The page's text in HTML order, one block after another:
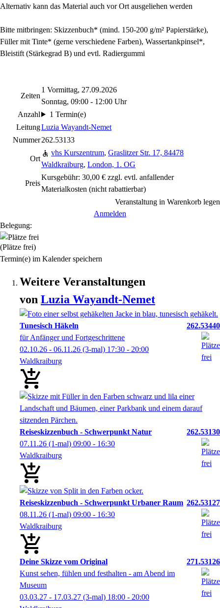
Alternativ kann das Material auch vor Ort ausgeliehen werden
Bitte mitbringen: Skizzenbuch* (mind. 150-200 g/m² Papierstärke),
Füller mit Tinte* (gerne verschiedene Farben), Wassertankpinsel*,
Bleistift (Stärkegrad B) und evtl. Radiergummi
Zeiten
1 Vormittag, 27.09.2026
Sonntag, 09:00 - 12:00 Uhr
Anzahl
1 Termin(e)
LeitungLuzia Wayandt-Nemet
Nummer262.53133
Ort
vhs Kurszentrum, Graslitzer Str. 17, 84478
Waldkraiburg, London, 1. OG
Preis
Kursgebühr: 30,00 € zzgl. evtl. anfallender
Materialkosten (nicht rabattierbar)
Veranstaltung in Warenkorb legen
Anmelden
Belegung:
(Plätze frei)
Termin(e) im Kalender speichern
Weitere Veranstaltungen
von Luzia Wayandt-Nemet
Tunesisch Häkeln
262.53440
für Anfänger und Fortgeschrittene
02.10.26 - 06.11.26 (3-mal) 17:30 - 20:00
Waldkraiburg
Reiseskizzenbuch - Schwerpunkt Natur
262.53130
07.11.26 (1-mal) 09:00 - 16:30
Waldkraiburg
Reiseskizzenbuch - Schwerpunkt Urbaner Raum 262.53127
08.11.26 (1-mal) 09:00 - 16:30
Waldkraiburg
Deine Skizze vom Original
271.53126
Kunst sehen, fühlen und festhalten - am Abend im
Museum
03.03.27 - 17.03.27 (3-mal) 18:00 - 20:00